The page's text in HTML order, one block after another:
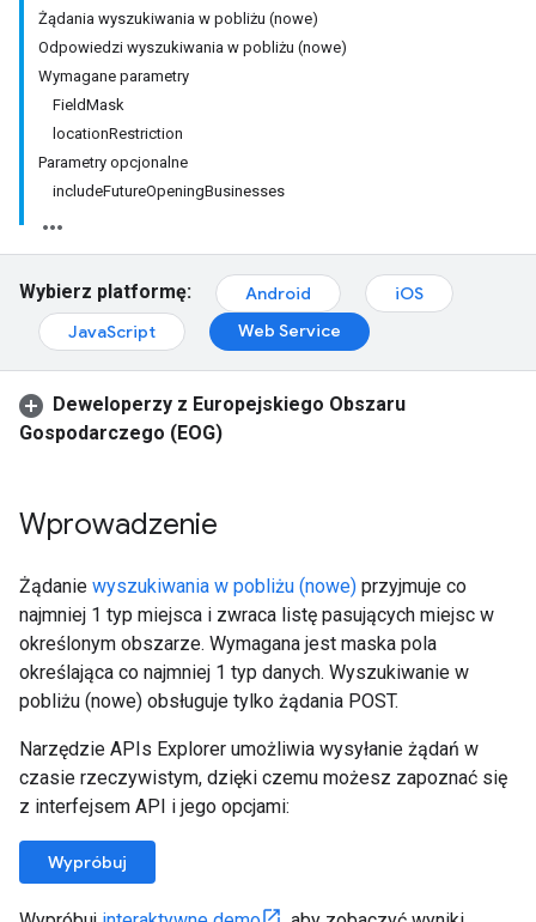
Żądania wyszukiwania w pobliżu (nowe)
Odpowiedzi wyszukiwania w pobliżu (nowe)
Wymagane parametry
FieldMask
locationRestriction
Parametry opcjonalne
includeFutureOpeningBusinesses
Wybierz platformę: Android
iOS
JavaScript
Web Service
Deweloperzy z Europejskiego Obszaru
Gospodarczego (EOG)
Wprowadzenie
Żądanie wyszukiwania w pobliżu (nowe) przyjmuje co
najmniej 1 typ miejsca i zwraca listę pasujących miejsc w
określonym obszarze. Wymagana jest maska pola
określająca co najmniej 1 typ danych. Wyszukiwanie w
pobliżu (nowe) obsługuje tylko żądania POST.
Narzędzie APIs Explorer umożliwia wysyłanie żądań w
czasie rzeczywistym, dzięki czemu możesz zapoznać się
z interfejsem API i jego opcjami:
Wypróbuj